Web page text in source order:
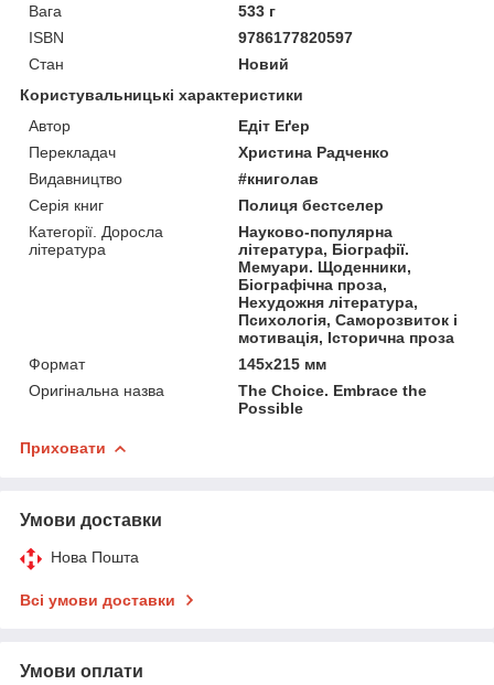
Вага
533 г
ISBN
9786177820597
Стан
Новий
Користувальницькі характеристики
Автор
Едіт Еґер
Перекладач
Христина Радченко
Видавництво
#книголав
Серія книг
Полиця бестселер
Категорії. Доросла
література
Науково-популярна
література, Біографії.
Мемуари. Щоденники,
Біографічна проза,
Нехудожня література,
Психологія, Саморозвиток і
мотивація, Історична проза
Формат
145х215 мм
Оригінальна назва
The Choice. Embrace the
Possible
Приховати
Умови доставки
Нова Пошта
Всі умови доставки
Умови оплати